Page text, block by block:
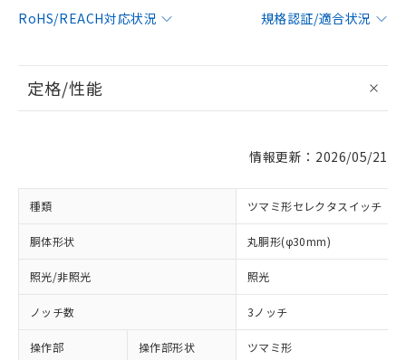
RoHS/REACH対応状況
規格認証/適合状況
定格/性能
情報更新：2026/05/21
種類 ツマミ形セレクタスイッチ
胴体形状 丸胴形(φ30mm)
照光/非照光 照光
ノッチ数 3ノッチ
操作部 操作部形状 ツマミ形